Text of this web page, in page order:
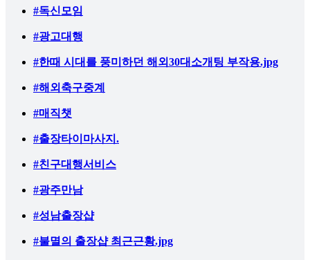
#독신모임
#광고대행
#한때 시대를 풍미하던 해외30대소개팅 부작용.jpg
#해외축구중계
#매직챗
#출장타이마사지.
#친구대행서비스
#광주만남
#성남출장샵
#불멸의 출장샵 최근근황.jpg